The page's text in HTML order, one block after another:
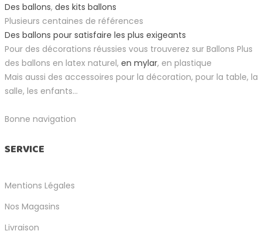
Des ballons, des kits ballons
Plusieurs centaines de références
Des ballons pour satisfaire les plus exigeants
Pour des décorations réussies vous trouverez sur Ballons Plus
des ballons en latex naturel, en mylar, en plastique
Mais aussi des accessoires pour la décoration, pour la table, la
salle, les enfants...
Bonne navigation
SERVICE
Mentions Légales
Nos Magasins
Livraison